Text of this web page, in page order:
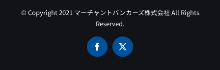
© Copyright 2021 マーチャントバンカーズ株式会社 All Rights
Reserved.
Facebook
X